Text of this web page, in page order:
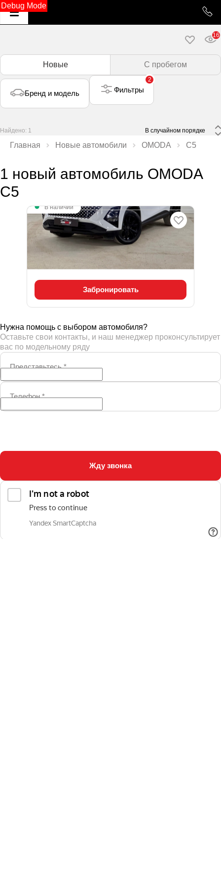
Debug Mode
16
Новые С пробегом
Бренд и модель
2
Фильтры
Найдено: 1
Главная Новые автомобили OMODA C5
1 новый автомобиль OMODA
C5
В наличии
C5 Стиль
1.5 л (147 л.с.), CVT, бензин, Передний
Забронировать
Нужна помощь с выбором автомобиля?
Оставьте свои контакты, и наш менеджер проконсультирует
вас по модельному ряду
Представьтесь*
Телефон*
Жду звонка